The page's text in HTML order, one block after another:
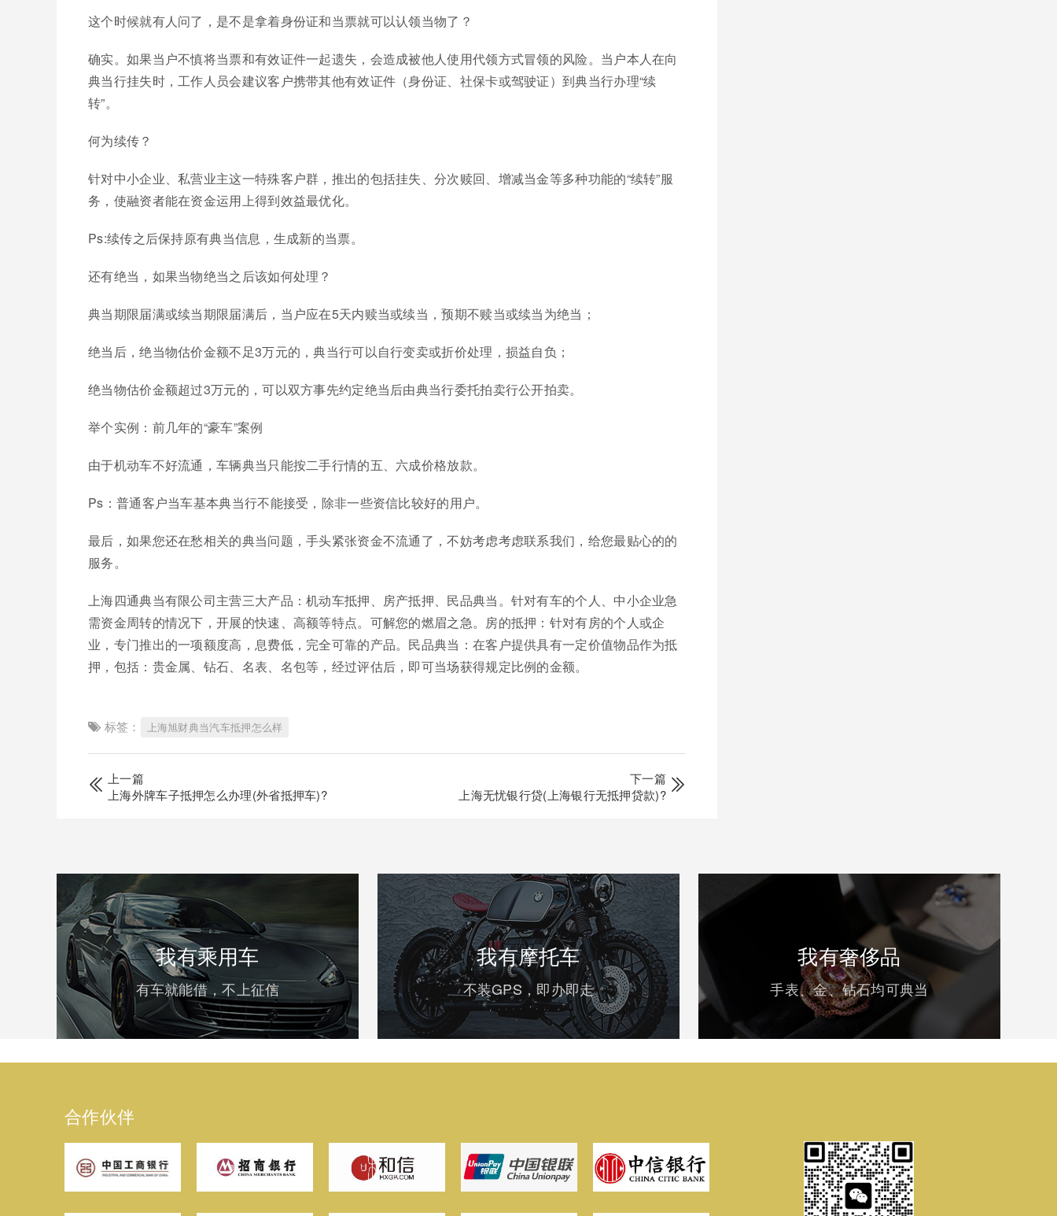
这个时候就有人问了，是不是拿着身份证和当票就可以认领当物了？
确实。如果当户不慎将当票和有效证件一起遗失，会造成被他人使用代领方式冒领的风险。当户本人在向
典当行挂失时，工作人员会建议客户携带其他有效证件（身份证、社保卡或驾驶证）到典当行办理“续
转”。
何为续传？
针对中小企业、私营业主这一特殊客户群，推出的包括挂失、分次赎回、增减当金等多种功能的“续转”服
务，使融资者能在资金运用上得到效益最优化。
Ps:续传之后保持原有典当信息，生成新的当票。
还有绝当，如果当物绝当之后该如何处理？
典当期限届满或续当期限届满后，当户应在5天内赎当或续当，预期不赎当或续当为绝当；
绝当后，绝当物估价金额不足3万元的，典当行可以自行变卖或折价处理，损益自负；
绝当物估价金额超过3万元的，可以双方事先约定绝当后由典当行委托拍卖行公开拍卖。
举个实例：前几年的“豪车”案例
由于机动车不好流通，车辆典当只能按二手行情的五、六成价格放款。
Ps：普通客户当车基本典当行不能接受，除非一些资信比较好的用户。
最后，如果您还在愁相关的典当问题，手头紧张资金不流通了，不妨考虑考虑联系我们，给您最贴心的的
服务。
上海四通典当有限公司主营三大产品：机动车抵押、房产抵押、民品典当。针对有车的个人、中小企业急
需资金周转的情况下，开展的快速、高额等特点。可解您的燃眉之急。房的抵押：针对有房的个人或企
业，专门推出的一项额度高，息费低，完全可靠的产品。民品典当：在客户提供具有一定价值物品作为抵
押，包括：贵金属、钻石、名表、名包等，经过评估后，即可当场获得规定比例的金额。
标签： 上海旭财典当汽车抵押怎么样
上一篇
上海外牌车子抵押怎么办理(外省抵押车)?
下一篇
上海无忧银行贷(上海银行无抵押贷款)?
我有乘用车
有车就能借，不上征信
我有摩托车
不装GPS，即办即走
我有奢侈品
手表、金、钻石均可典当
合作伙伴